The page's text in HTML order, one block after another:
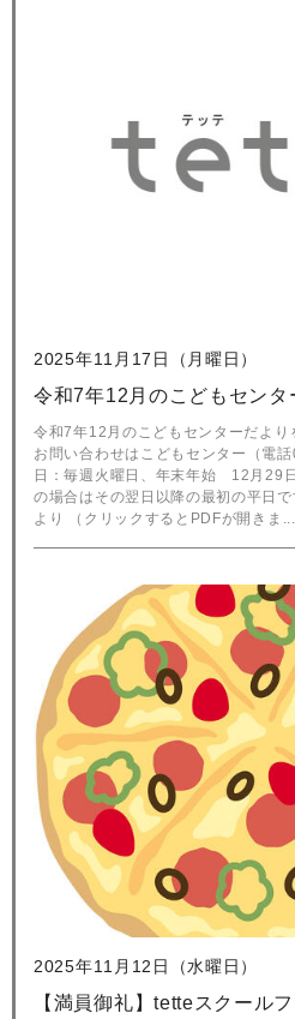
2025年11月17日（月曜日）
令和7年12月のこどもセンタ
令和7年12月のこどもセンターだより
お問い合わせはこどもセンター（電
日：毎週火曜日、年末年始 12月29
の場合はその翌日以降の最初の平日
より （クリックするとPDFが開きま...
2025年11月12日（水曜日）
【満員御礼】tetteスクール